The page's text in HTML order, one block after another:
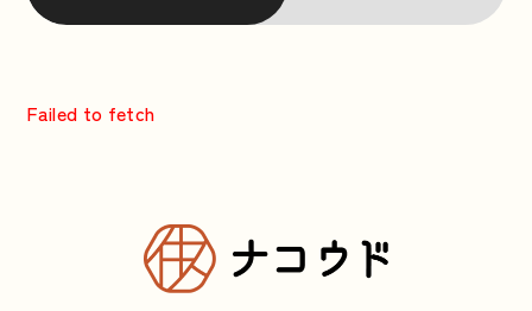
Failed to fetch